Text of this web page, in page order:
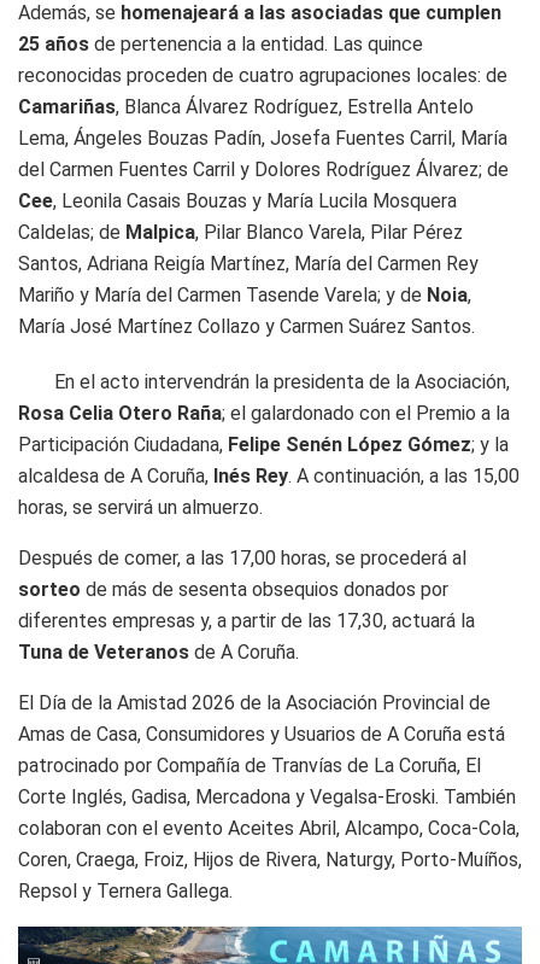
Además, se homenajeará a las asociadas que cumplen
25 años de pertenencia a la entidad. Las quince
reconocidas proceden de cuatro agrupaciones locales: de
Camariñas, Blanca Álvarez Rodríguez, Estrella Antelo
Lema, Ángeles Bouzas Padín, Josefa Fuentes Carril, María
del Carmen Fuentes Carril y Dolores Rodríguez Álvarez; de
Cee, Leonila Casais Bouzas y María Lucila Mosquera
Caldelas; de Malpica, Pilar Blanco Varela, Pilar Pérez
Santos, Adriana Reigía Martínez, María del Carmen Rey
Mariño y María del Carmen Tasende Varela; y de Noia,
María José Martínez Collazo y Carmen Suárez Santos.
En el acto intervendrán la presidenta de la Asociación,
Rosa Celia Otero Raña; el galardonado con el Premio a la
Participación Ciudadana, Felipe Senén López Gómez; y la
alcaldesa de A Coruña, Inés Rey. A continuación, a las 15,00
horas, se servirá un almuerzo.
Después de comer, a las 17,00 horas, se procederá al
sorteo de más de sesenta obsequios donados por
diferentes empresas y, a partir de las 17,30, actuará la
Tuna de Veteranos de A Coruña.
El Día de la Amistad 2026 de la Asociación Provincial de
Amas de Casa, Consumidores y Usuarios de A Coruña está
patrocinado por Compañía de Tranvías de La Coruña, El
Corte Inglés, Gadisa, Mercadona y Vegalsa-Eroski. También
colaboran con el evento Aceites Abril, Alcampo, Coca-Cola,
Coren, Craega, Froiz, Hijos de Rivera, Naturgy, Porto-Muíños,
Repsol y Ternera Gallega.